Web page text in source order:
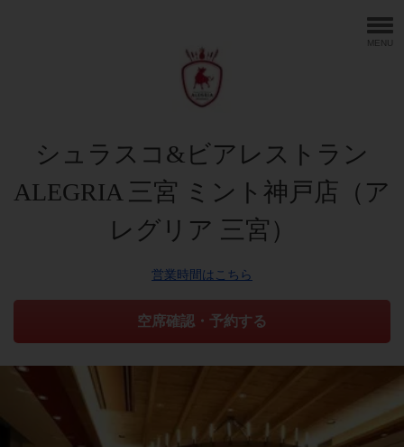
MENU
シュラスコ&ビアレストラン
ALEGRIA 三宮 ミント神戸店（ア
レグリア 三宮）
営業時間はこちら
空席確認・予約する